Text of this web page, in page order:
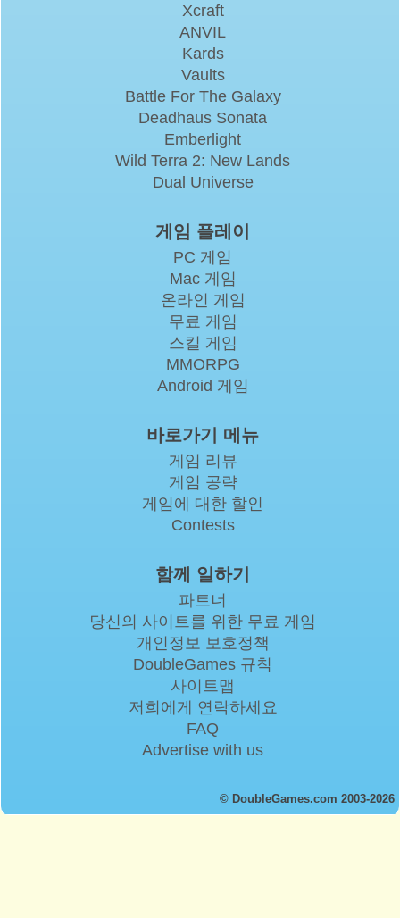
Xcraft
ANVIL
Kards
Vaults
Battle For The Galaxy
Deadhaus Sonata
Emberlight
Wild Terra 2: New Lands
Dual Universe
게임 플레이
PC 게임
Mac 게임
온라인 게임
무료 게임
스킬 게임
MMORPG
Android 게임
바로가기 메뉴
게임 리뷰
게임 공략
게임에 대한 할인
Contests
함께 일하기
파트너
당신의 사이트를 위한 무료 게임
개인정보 보호정책
DoubleGames 규칙
사이트맵
저희에게 연락하세요
FAQ
Advertise with us
© DoubleGames.com 2003-2026